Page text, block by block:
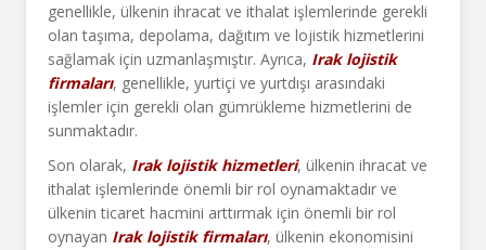
genellikle, ülkenin ihracat ve ithalat işlemlerinde gerekli
olan taşıma, depolama, dağıtım ve lojistik hizmetlerini
sağlamak için uzmanlaşmıştır. Ayrıca, Irak lojistik
firmaları, genellikle, yurtiçi ve yurtdışı arasındaki
işlemler için gerekli olan gümrükleme hizmetlerini de
sunmaktadır.
Son olarak, Irak lojistik hizmetleri, ülkenin ihracat ve
ithalat işlemlerinde önemli bir rol oynamaktadır ve
ülkenin ticaret hacmini arttırmak için önemli bir rol
oynayan Irak lojistik firmaları, ülkenin ekonomisini